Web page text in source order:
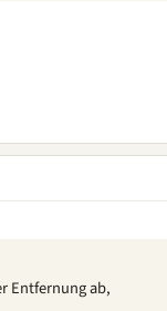
Entfernung ab,